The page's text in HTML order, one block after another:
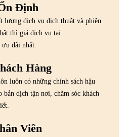
Định
lượng dịch vụ dịch thuật và phiên
thì giá dịch vụ tại
đãi nhất.
Hàng
luôn có những chính sách hậu
bản dịch tận nơi, chăm sóc khách
Viên